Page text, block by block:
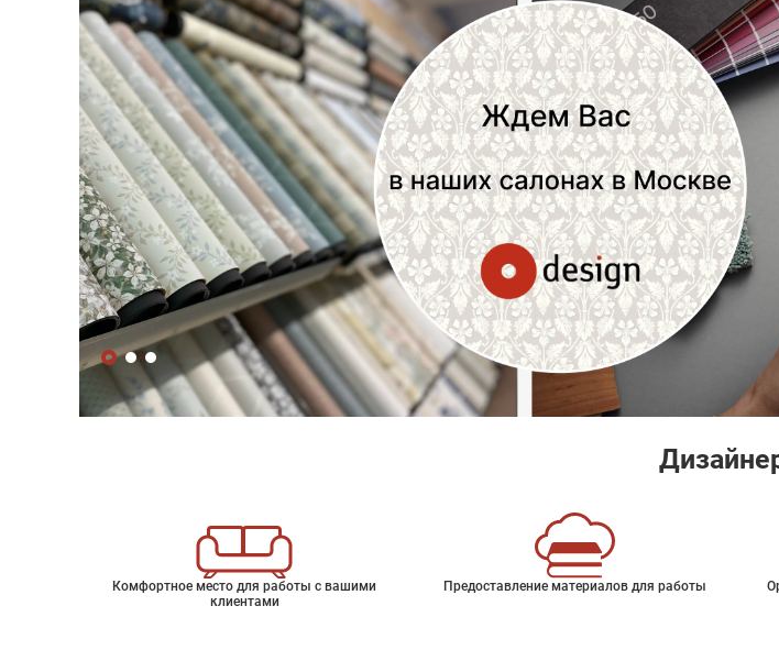
Комфортное место для работы с вашими
клиентами
Предоставление материалов для работы